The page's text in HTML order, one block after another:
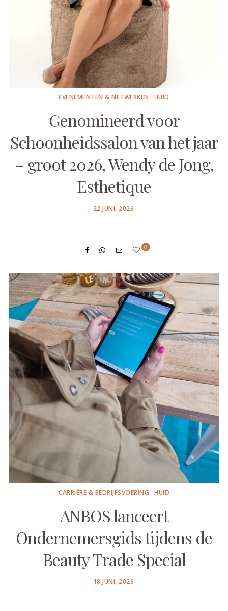
EVENEMENTEN & NETWERKEN HUID
Genomineerd voor
Schoonheidssalon van het jaar
– groot 2026, Wendy de Jong,
Esthetique
POSTED
22 JUNI, 2026
0
CARRIÈRE & BEDRIJFSVOERING HUID
ANBOS lanceert
Ondernemersgids tijdens de
Beauty Trade Special
POSTED
18 JUNI, 2026